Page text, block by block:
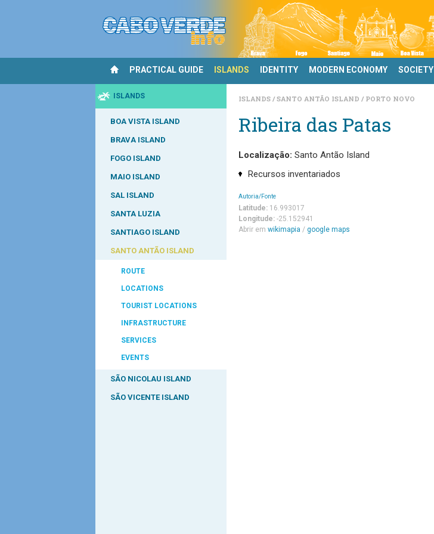
PRACTICAL GUIDE ISLANDS IDENTITY MODERN ECONOMY SOCIETY
ISLANDS
BOA VISTA ISLAND
BRAVA ISLAND
FOGO ISLAND
MAIO ISLAND
SAL ISLAND
SANTA LUZIA
SANTIAGO ISLAND
SANTO ANTÃO ISLAND
ROUTE
LOCATIONS
TOURIST LOCATIONS
INFRASTRUCTURE
SERVICES
EVENTS
SÃO NICOLAU ISLAND
SÃO VICENTE ISLAND
ISLANDS SANTO ANTÃO ISLAND PORTO NOVO
Ribeira das Patas
Localização: Santo Antão Island
Recursos inventariados
Autoria/Fonte
Latitude: 16.993017
Longitude: -25.152941
Abrir em wikimapia / google maps